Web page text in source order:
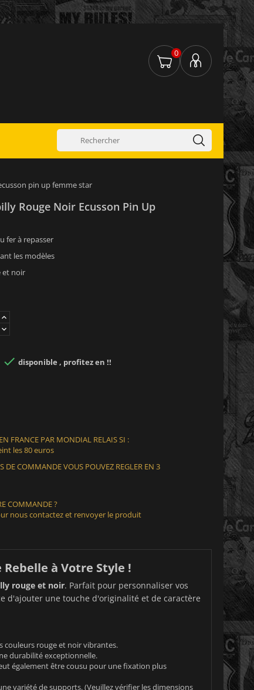
0
pin up femme star
Rouge Noir Ecusson Pin Up
fer à repasser
les modèles
et noir
 disponible , profitez en !!
FRANCE PAR MONDIAL RELAIS SI :
les 80 euros
DE COMMANDE VOUS POUVEZ REGLER EN 3
COMMANDE ?
nous contactez et renvoyer le produit
à Votre Style !
rouge et noir. Parfait pour personnaliser vos
d'ajouter une touche d'originalité et de caractère
couleurs rouge et noir vibrantes.
durabilité exceptionnelle.
également être cousu pour une fixation plus
variété de supports. (Veuillez vérifier les dimensions